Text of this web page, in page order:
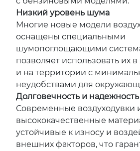
Низкий уровень шума
Многие новые модели
оснащены специальными
шумопоглощающими
позволяет использовать их
и на территории с
неудобствами для
Долговечность и надежность
Современные воздуходувки
высококачественные
устойчивые к износу и
внешних факторов, что